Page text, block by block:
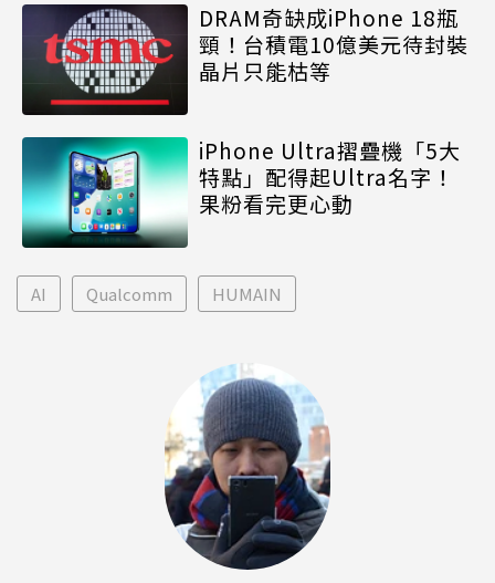
DRAM奇缺成iPhone 18瓶
頸！台積電10億美元待封裝
晶片只能枯等
iPhone Ultra摺疊機「5大
特點」配得起Ultra名字！
果粉看完更心動
AI Qualcomm HUMAIN